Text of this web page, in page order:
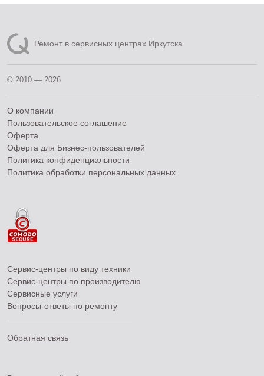
Ремонт в сервисных центрах Иркутска
© 2010 — 2026
О компании
Пользовательское соглашение
Оферта
Оферта для Бизнес-пользователей
Политика конфиденциальности
Политика обработки персональных данных
Сервис-центры по виду техники
Сервис-центры по производителю
Сервисные услуги
Вопросы-ответы по ремонту
Обратная связь